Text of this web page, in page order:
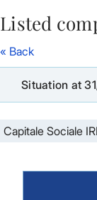
Skip to Main
Listed
« Back
Situation at
Capitale Sociale